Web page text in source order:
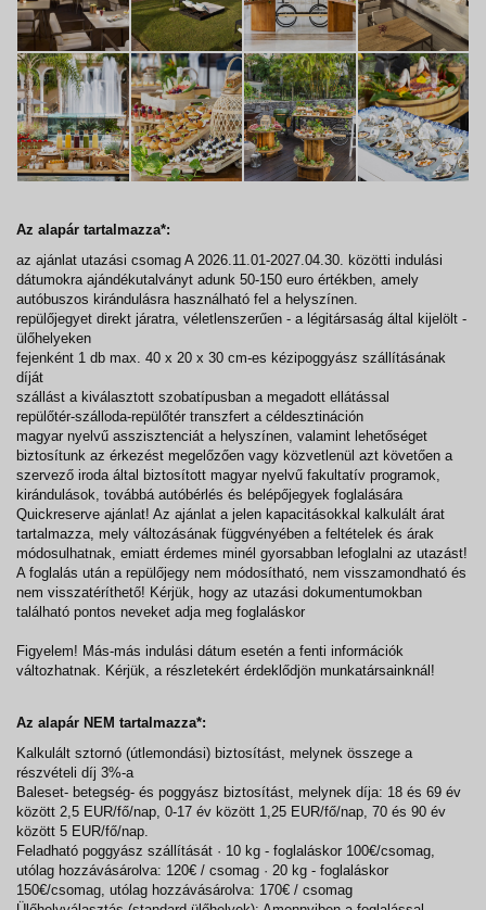
Az alapár tartalmazza*:
az ajánlat utazási csomag A 2026.11.01-2027.04.30. közötti indulási
dátumokra ajándékutalványt adunk 50-150 euro értékben, amely
autóbuszos kirándulásra használható fel a helyszínen.
repülőjegyet direkt járatra, véletlenszerűen - a légitársaság által kijelölt -
ülőhelyeken
fejenként 1 db max. 40 x 20 x 30 cm-es kézipoggyász szállításának
díját
szállást a kiválasztott szobatípusban a megadott ellátással
repülőtér-szálloda-repülőtér transzfert a céldesztináción
magyar nyelvű asszisztenciát a helyszínen, valamint lehetőséget
biztosítunk az érkezést megelőzően vagy közvetlenül azt követően a
szervező iroda által biztosított magyar nyelvű fakultatív programok,
kirándulások, továbbá autóbérlés és belépőjegyek foglalására
Quickreserve ajánlat! Az ajánlat a jelen kapacitásokkal kalkulált árat
tartalmazza, mely változásának függvényében a feltételek és árak
módosulhatnak, emiatt érdemes minél gyorsabban lefoglalni az utazást!
A foglalás után a repülőjegy nem módosítható, nem visszamondható és
nem visszatéríthető! Kérjük, hogy az utazási dokumentumokban
található pontos neveket adja meg foglaláskor
Figyelem! Más-más indulási dátum esetén a fenti információk
változhatnak. Kérjük, a részletekért érdeklődjön munkatársainknál!
Az alapár NEM tartalmazza*:
Kalkulált sztornó (útlemondási) biztosítást, melynek összege a
részvételi díj 3%-a
Baleset- betegség- és poggyász biztosítást, melynek díja: 18 és 69 év
között 2,5 EUR/fő/nap, 0-17 év között 1,25 EUR/fő/nap, 70 és 90 év
között 5 EUR/fő/nap.
Feladható poggyász szállítását · 10 kg - foglaláskor 100€/csomag,
utólag hozzávásárolva: 120€ / csomag · 20 kg - foglaláskor
150€/csomag, utólag hozzávásárolva: 170€ / csomag